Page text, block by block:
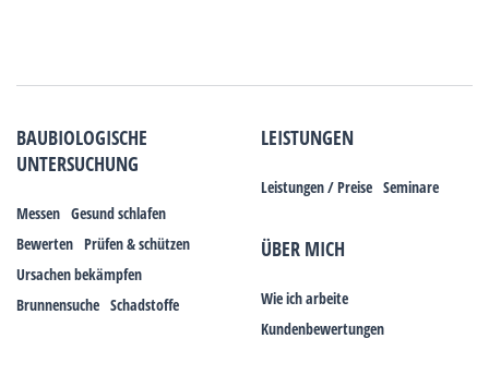
BAUBIOLOGISCHE
UNTERSUCHUNG
Messen Gesund schlafen
Bewerten Prüfen & schützen
Ursachen bekämpfen
Brunnensuche Schadstoffe
LEISTUNGEN
Leistungen / Preise Seminare
ÜBER MICH
Wie ich arbeite
Kundenbewertungen